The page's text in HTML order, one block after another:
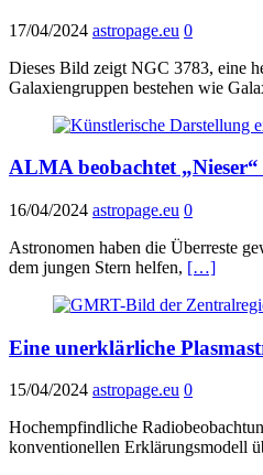
17/04/2024 astropage.eu 0
Dieses Bild zeigt NGC 3783, eine
Galaxiengruppen bestehen wie
ALMA beobachtet „Nieser“
16/04/2024 astropage.eu 0
Astronomen haben die Überreste
dem jungen Stern helfen, […]
Eine unerklärliche
15/04/2024 astropage.eu 0
Hochempfindliche
konventionellen Erklärungsmodell